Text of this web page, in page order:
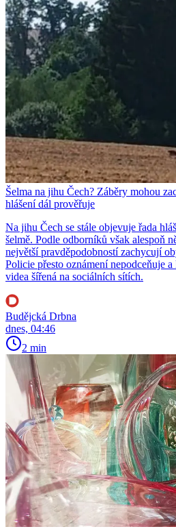
Šelma na jihu Čech? Záběry mohou
hlášení dál prověřuje
Na jihu Čech se stále objevuje řada
šelmě. Podle odborníků však alespoň
největší pravděpodobností zachycují
Policie přesto oznámení nepodceňuje
videa šířená na sociálních sítích.
Budějcká Drbna
dnes, 04:46
2 min